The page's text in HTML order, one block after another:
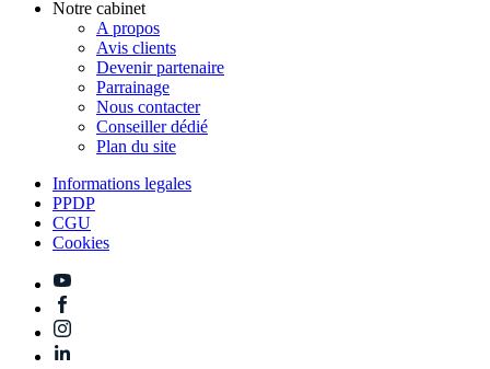
Notre cabinet
A propos
Avis clients
Devenir partenaire
Parrainage
Nous contacter
Conseiller dédié
Plan du site
Informations legales
PPDP
CGU
Cookies